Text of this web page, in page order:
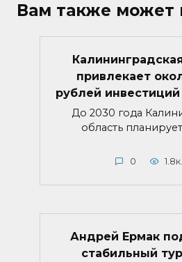
Вам также может
привлекает
рублей
До 2030 года
область
0 1.8к.
Андрей Ермак
стабильный